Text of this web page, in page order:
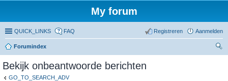
My forum
QUICK_LINKS FAQ Aanmelden
Registreren
Forumindex
Bekijk onbeantwoorde berichten
GO_TO_SEARCH_ADV